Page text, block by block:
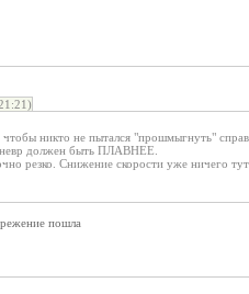
никто не пытался "прошмыгнуть"
должен быть ПЛАВНЕЕ.
резко. Снижение скорости уже ничего тут
пошла